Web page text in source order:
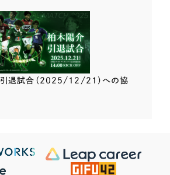
引退試合（2025/12/21）への協